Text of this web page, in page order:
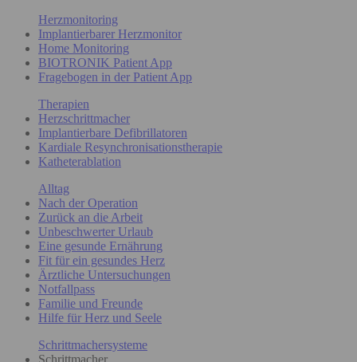
Herzmonitoring
Implantierbarer Herzmonitor
Home Monitoring
BIOTRONIK Patient App
Fragebogen in der Patient App
Therapien
Herzschrittmacher
Implantierbare Defibrillatoren
Kardiale Resynchronisationstherapie
Katheterablation
Alltag
Nach der Operation
Zurück an die Arbeit
Unbeschwerter Urlaub
Eine gesunde Ernährung
Fit für ein gesundes Herz
Ärztliche Untersuchungen
Notfallpass
Familie und Freunde
Hilfe für Herz und Seele
Schrittmachersysteme
Schrittmacher